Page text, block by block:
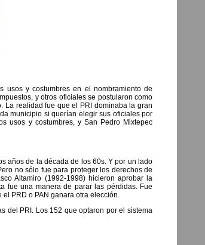
usos y costumbres en el nombramiento de
y otros oficiales se postularon como
La realidad fue que el PRI dominaba la gran
municipio si querían elegir sus oficiales por
usos y costumbres, y San Pedro Mixtepec
años de la década de los 60s. Y por un lado
no sólo fue para proteger los derechos de
Altamiro (1992-1998) hicieron aprobar la
fue una manera de parar las pérdidas. Fue
PRD o PAN ganara otra elección.
del PRI. Los 152 que optaron por el sistema